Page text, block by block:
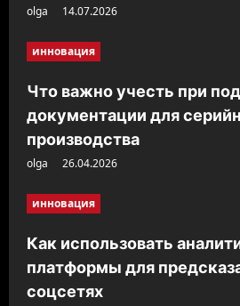
и
olga 14.07.2026
инновация
Что важно учесть при
документации для
производства
olga 26.04.2026
инновация
Как использовать
платформы для
соцсетях